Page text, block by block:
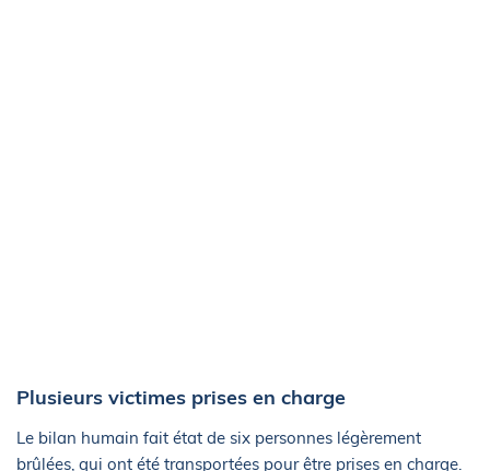
Plusieurs victimes prises en charge
Le bilan humain fait état de six personnes légèrement
brûlées, qui ont été transportées pour être prises en charge.